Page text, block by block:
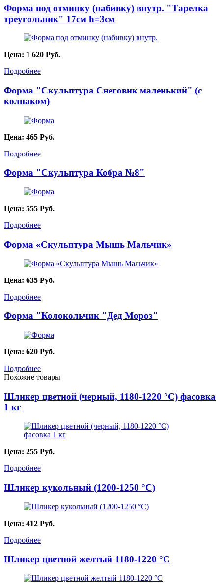
Форма под отминку (набивку) внутр. "Тарелка
треугольник" 17см h=3см
Цена: 1 620 Руб.
Подробнее
Форма "Скульптура Снеговик маленький" (с
колпаком)
Цена: 465 Руб.
Подробнее
Форма "Скульптура Кобра №8"
Цена: 555 Руб.
Подробнее
Форма «Скульптура Мышь Мальчик»
Цена: 635 Руб.
Подробнее
Форма "Колокольчик "Дед Мороз"
Цена: 620 Руб.
Подробнее
Похожие товары
Шликер цветной (черный, 1180-1220 °C) фасовка
1 кг
Цена: 255 Руб.
Подробнее
Шликер кукольный (1200-1250 °С)
Цена: 412 Руб.
Подробнее
Шликер цветной желтый 1180-1220 °С